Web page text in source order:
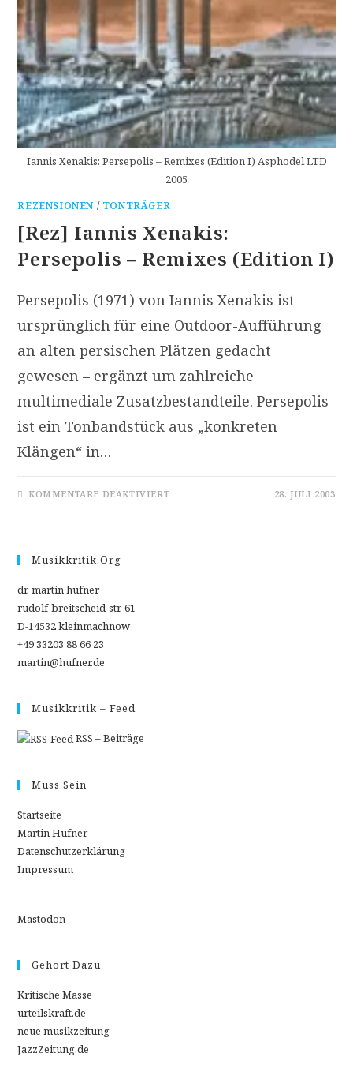
Iannis Xenakis: Persepolis – Remixes (Edition I) Asphodel LTD
2005
REZENSIONEN / TONTRÄGER
[Rez] Iannis Xenakis:
Persepolis – Remixes (Edition I)
Persepolis (1971) von Iannis Xenakis ist
ursprünglich für eine Outdoor-Aufführung
an alten persischen Plätzen gedacht
gewesen – ergänzt um zahlreiche
multimediale Zusatzbestandteile. Persepolis
ist ein Tonbandstück aus „konkreten
Klängen“ in…
KOMMENTARE DEAKTIVIERTFÜR 28. JULI 2003
Musikkritik.org
dr. martin hufner
rudolf-breitscheid-str. 61
D-14532 kleinmachnow
+49 33203 88 66 23
martin@hufner.de
Musikkritik – Feed
RSS – Beiträge
Muss Sein
Startseite
Martin Hufner
Datenschutzerklärung
Impressum
Mastodon
Gehört Dazu
Kritische Masse
urteilskraft.de
neue musikzeitung
JazzZeitung.de